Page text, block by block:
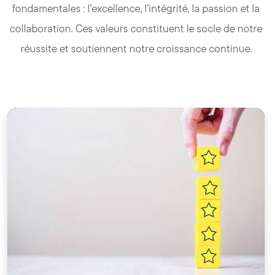
fondamentales : l’excellence, l’intégrité, la passion et la
collaboration. Ces valeurs constituent le socle de notre
réussite et soutiennent notre croissance continue.